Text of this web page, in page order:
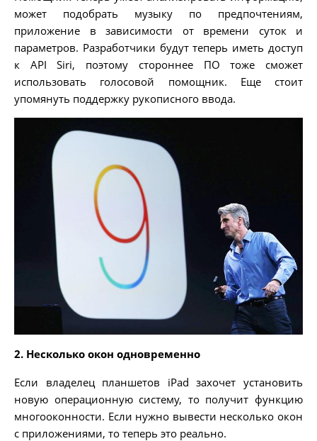
может подобрать музыку по предпочтениям,
приложение в зависимости от времени суток и
параметров. Разработчики будут теперь иметь доступ
к API Siri, поэтому стороннее ПО тоже сможет
использовать голосовой помощник. Еще стоит
упомянуть поддержку рукописного ввода.
2. Несколько окон одновременно
Если владелец планшетов iPad захочет установить
новую операционную систему, то получит функцию
многооконности. Если нужно вывести несколько окон
с приложениями, то теперь это реально.